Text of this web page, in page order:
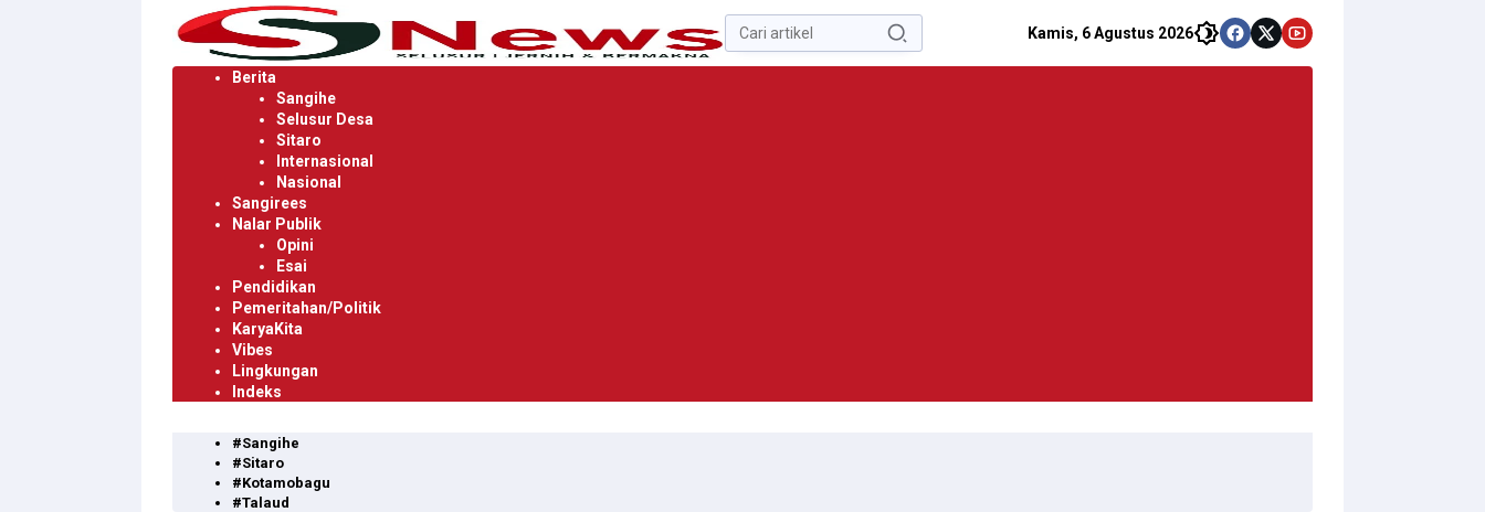
Langsung
Pencarian
untuk:
Kamis, 6 Agustus 2026
Berita
Sangihe
Selusur Desa
Sitaro
Internasional
Nasional
Sangirees
Nalar Publik
Opini
Esai
Pendidikan
Pemeritahan/Politik
KaryaKita
Vibes
Lingkungan
Indeks
#Sangihe
#Sitaro
#Kotamobagu
#Talaud